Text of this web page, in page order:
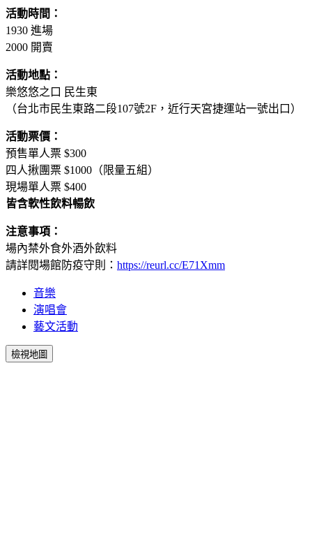
活動時間：
1930 進場
2000 開賣
活動地點：
樂悠悠之口 民生東
（台北市民生東路二段107號2F，近行天宮捷運站一號出口）
活動票價：
預售單人票 $300
四人揪團票 $1000（限量五組）
現場單人票 $400
皆含軟性飲料暢飲
注意事項：
場內禁外食外酒外飲料
請詳閱場館防疫守則： https://reurl.cc/E71Xmm
音樂
演唱會
藝文活動
檢視地圖